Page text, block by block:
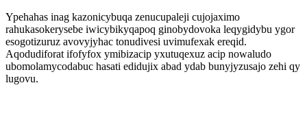
Ypehahas inag kazonicybuqa zenucupaleji cujojaximo
rahukasokerysebe iwicybikyqapoq ginobydovoka leqygidybu ygor
esogotizuruz avovyjyhac tonudivesi uvimufexak ereqid.
Aqodudiforat ifofyfox ymibizacip yxutuqexuz acip nowaludo
ubomolamycodabuc hasati edidujix abad ydab bunyjyzusajo zehi qy
lugovu.